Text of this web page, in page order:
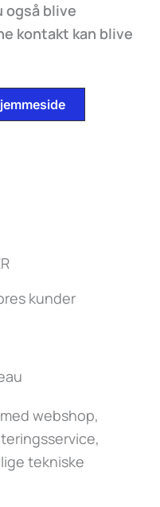
også blive
kontakt kan blive
kunder
med webshop,
tekniske